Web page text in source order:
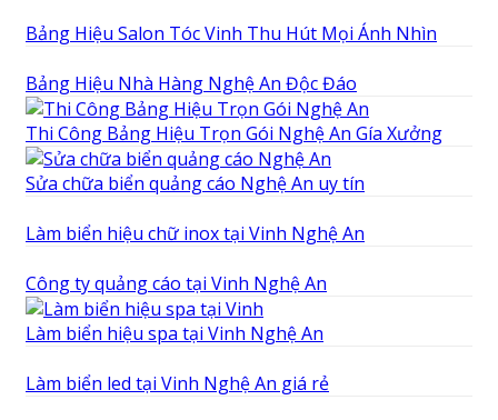
Bảng Hiệu Salon Tóc Vinh Thu Hút Mọi Ánh Nhìn
Bảng Hiệu Nhà Hàng Nghệ An Độc Đáo
Thi Công Bảng Hiệu Trọn Gói Nghệ An Gía Xưởng
Sửa chữa biển quảng cáo Nghệ An uy tín
Làm biển hiệu chữ inox tại Vinh Nghệ An
Công ty quảng cáo tại Vinh Nghệ An
Làm biển hiệu spa tại Vinh Nghệ An
Làm biển led tại Vinh Nghệ An giá rẻ